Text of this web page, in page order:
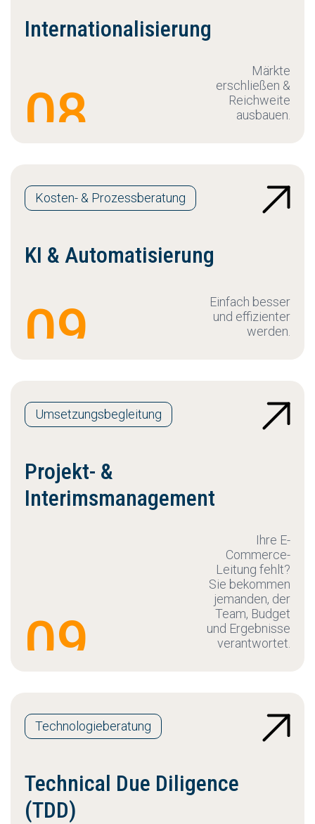
Internationalisierung
08
Märkte
erschließen &
Reichweite
ausbauen.
Kosten- & Prozessberatung
KI & Automatisierung
09
Einfach besser
und effizienter
werden.
Umsetzungsbegleitung
Projekt- &
Interimsmanagement
09
Ihre E-
Commerce-
Leitung fehlt?
Sie bekommen
jemanden, der
Team, Budget
und Ergebnisse
verantwortet.
Technologieberatung
Technical Due Diligence
(TDD)